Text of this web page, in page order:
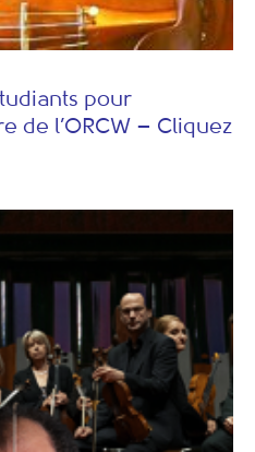
pour
de l’ORCW – Cliquez